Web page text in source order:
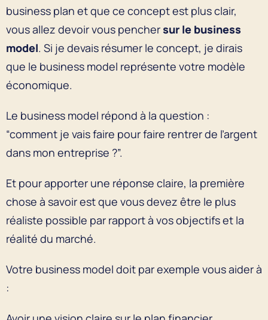
business plan et que ce concept est plus clair,
vous allez devoir vous penchersur le business
model. Si je devais résumer le concept, je dirais
que le business model représente votre modèle
économique.
Le business model répond à la question :
“comment je vais faire pour faire rentrer de l’argent
dans mon entreprise ?”.
Et pour apporter une réponse claire, la première
chose à savoir est que vous devez être le plus
réaliste possible par rapport à vos objectifs et la
réalité du marché.
Votre business model doit par exemple vous aider à
: